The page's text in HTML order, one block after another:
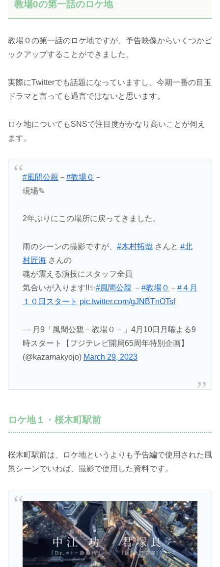
教場0の第一話のロケ地
教場０の第一話のロケ地ですが、予告映像からいくつかピ
ックアップすることができました。
実際にTwitterでも話題になっていますし、今期一番の目玉
ドラマと言っても過言ではないと思います。
ロケ地についてもSNSで注目度がかなり高いことが伺え
ます。
#風間公親 － #教場０ －
現場✎
2年ぶりにこの場所に戻ってきました。
雨のシーンの撮影ですが、 #木村拓哉さんと #北
村匠海さんの
魂が震える演技にスタッフ全員
気合いが入ります!!✨#風間公親 － #教場０ － #４月
１０日スタート pic.twitter.com/gJNBTnOTsf
— 月9「風間公親－教場０－」4月10日月曜よる9
時スタート【フジテレビ開局65周年特別企画】
(@kazamakyojo) March 29, 2023
ロケ地１・桜木町駅前
桜木町駅前は、ロケ地というよりも予告編で使用された風
景シーンでいわば、撮影で使用した資料です。